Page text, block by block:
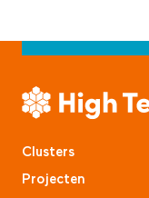
Clusters
Projecten